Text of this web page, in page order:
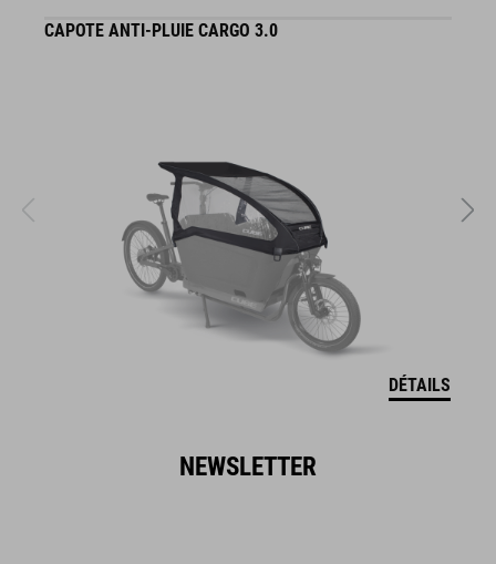
CAPOTE ANTI-PLUIE CARGO 3.0
DÉTAILS
NEWSLETTER